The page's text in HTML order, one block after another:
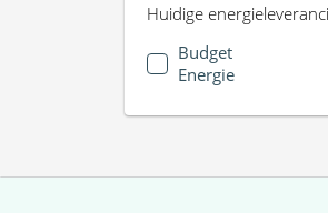
Huidige
Budget
Energie